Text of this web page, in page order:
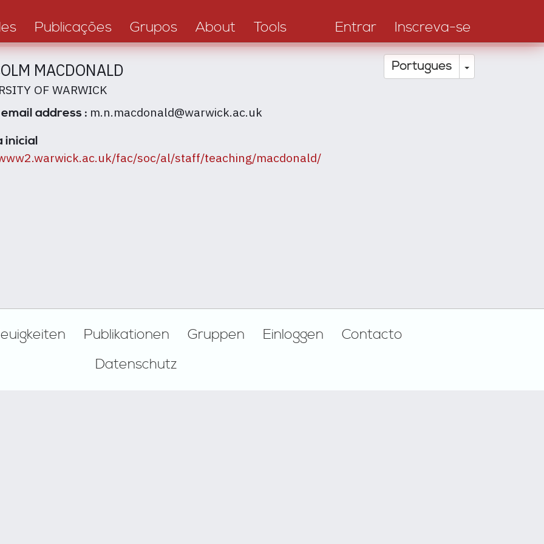
Publicações Grupos About Tools Entrar Inscreva-se
Português Toggle
MACDONALD
OF WARWICK
address : m.n.macdonald@warwick.ac.uk
inicial
fac/soc/al/staff/teaching/macdonald/
Publikationen Gruppen Einloggen
Contacto
Datenschutz